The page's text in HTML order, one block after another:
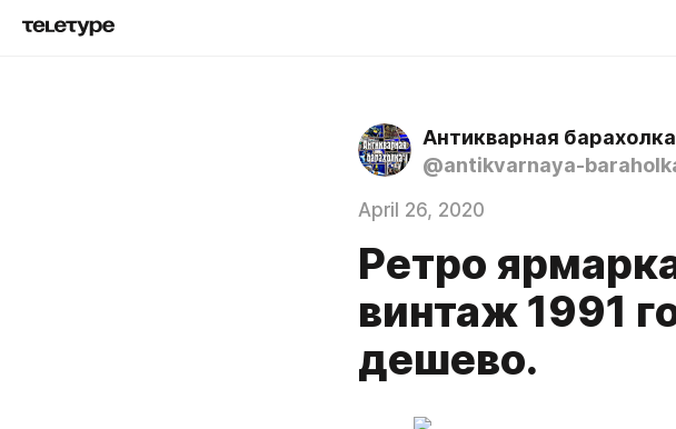
Антикварная барахолка
@antikvarnaya-
April 26, 2020
Ретро
винтаж 1991
дешево.